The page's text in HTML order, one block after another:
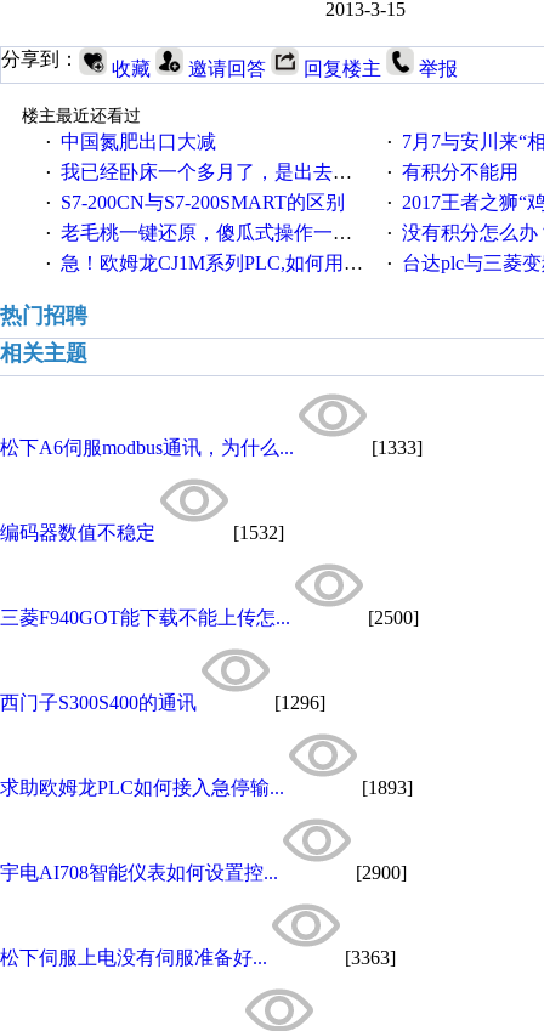
2013-3-15
分享到： 收藏 邀请回答 回复楼主 举报
楼主最近还看过
· 中国氮肥出口大减 · 7月7与安川来“
· 我已经卧床一个多月了，是出去安装机械手在高速遭遇车祸所致:大家工作都要特别注意啊 · 有积分不能用
· S7-200CN与S7-200SMART的区别 · 2017王者之狮“鸡”情签到
· 老毛桃一键还原，傻瓜式操作一键轻松备份还原；程序为向导式安装，一键即可实现自动备份或还原系统。 · 没有积分怎么办
· 急！欧姆龙CJ1M系列PLC,如何用时间控制变频器。要求时间在组态王中可以自由输入！拜托各位大神了！ · 台达plc与三菱
热门招聘
相关主题
松下A6伺服modbus通讯，为什么... [1333]
编码器数值不稳定 [1532]
三菱F940GOT能下载不能上传怎... [2500]
西门子S300S400的通讯 [1296]
求助欧姆龙PLC如何接入急停输... [1893]
宇电AI708智能仪表如何设置控... [2900]
松下伺服上电没有伺服准备好... [3363]